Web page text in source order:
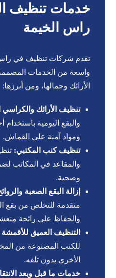
خدمات تنظيف
راس الخيمة
تقدم شركات تنظيف في
واسعة من الخدمات
الأرائك وجمالها، ومن أبرزها:
تنظيف الأرائك والكراسي
والبقع اليومية
ومواد آمنة على القماش.
تنظيف كنب المكتبي:
والمقاعد في المكاتب
وصحية.
إزالة البقع الصعبة
متقدمة للتخلص من بقع
والحفاظ على رائحة
التنظيف العميق
للكنب المصنوعة من
الأخرى بدون تلفه.
خدمات ما قبل وبعد